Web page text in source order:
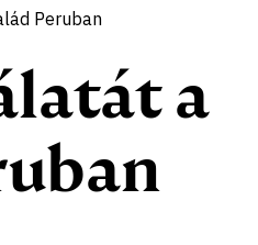
Peruban
a